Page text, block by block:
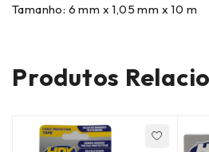
Tamanho: 6 mm x 1,05 mm x 10 m
Produtos